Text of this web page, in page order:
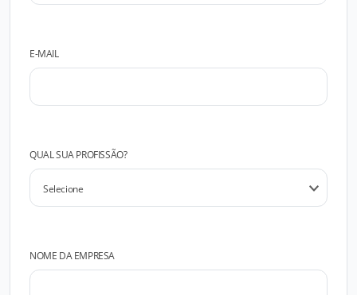
E-MAIL
QUAL SUA PROFISSÃO?
NOME DA EMPRESA